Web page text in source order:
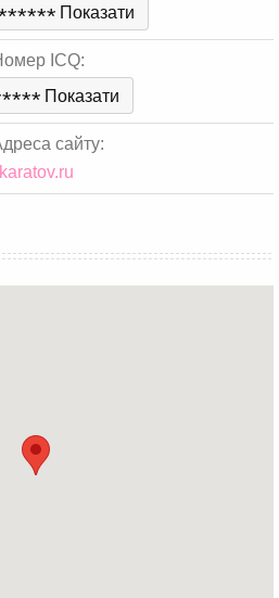
***** Показати
ICQ:
**** Показати
сайту:
karatov.ru